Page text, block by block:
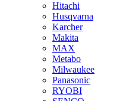
Hitachi
Husqvarna
Karcher
Makita
MAX
Metabo
Milwaukee
Panasonic
RYOBI